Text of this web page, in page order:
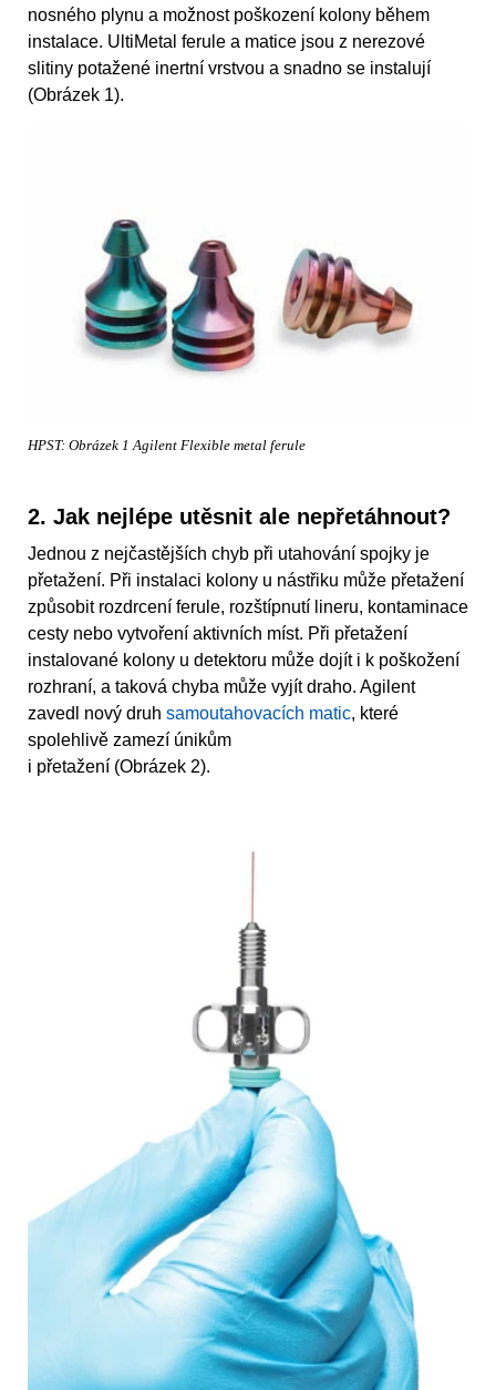
nosného plynu a možnost poškození kolony během
instalace. UltiMetal ferule a matice jsou z nerezové
slitiny potažené inertní vrstvou a snadno se instalují
(Obrázek 1).
HPST: Obrázek 1 Agilent Flexible metal ferule
2. Jak nejlépe utěsnit ale nepřetáhnout?
Jednou z nejčastějších chyb při utahování spojky je
přetažení. Při instalaci kolony u nástřiku může přetažení
způsobit rozdrcení ferule, rozštípnutí lineru, kontaminace
cesty nebo vytvoření aktivních míst. Při přetažení
instalované kolony u detektoru může dojít i k poškožení
rozhraní, a taková chyba může vyjít draho. Agilent
zavedl nový druh samoutahovacích matic, které
spolehlivě zamezí únikům
i přetažení (Obrázek 2).